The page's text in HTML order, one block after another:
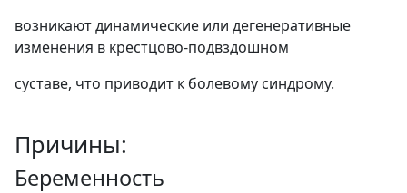
возникают динамические или дегенеративные
изменения в крестцово-подвздошном
суставе, что приводит к болевому синдрому.
Причины:
Беременность